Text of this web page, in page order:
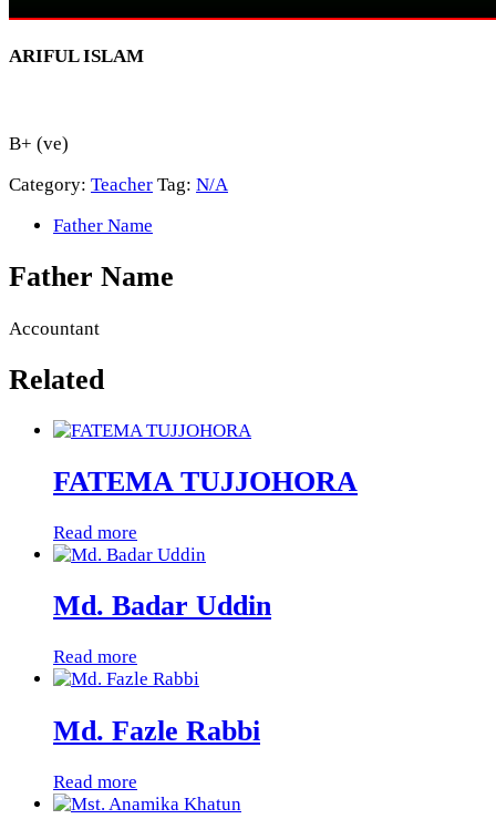
ARIFUL ISLAM
B+ (ve)
Category: Teacher Tag: N/A
Father Name
Father Name
Accountant
Related
FATEMA TUJJOHORA
Read more
Md. Badar Uddin
Read more
Md. Fazle Rabbi
Read more